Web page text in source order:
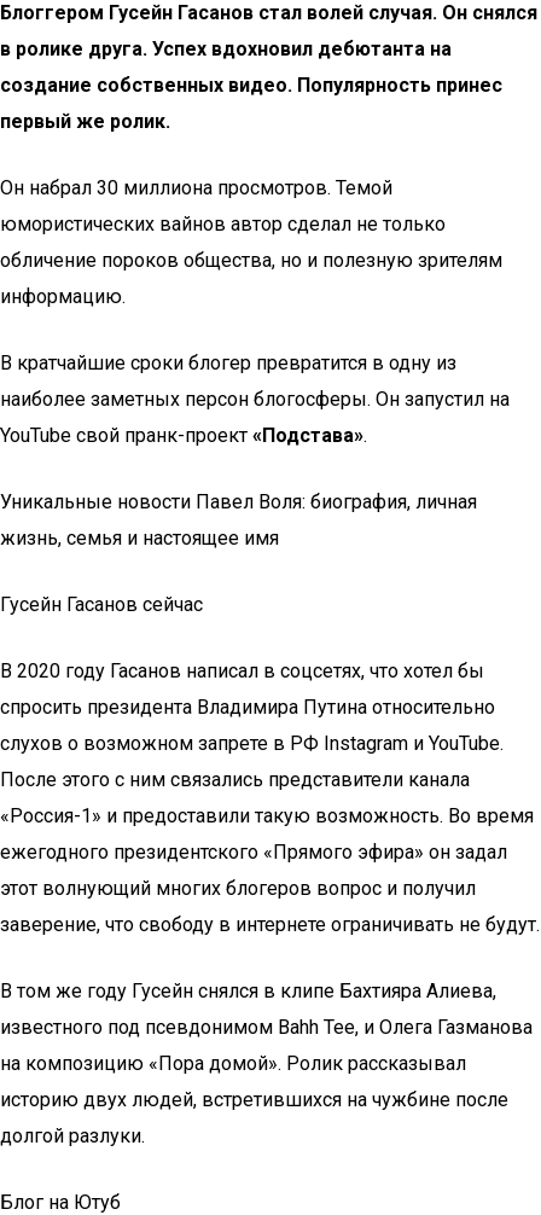
Блоггером Гусейн Гасанов стал волей случая. Он снялся
в ролике друга. Успех вдохновил дебютанта на
создание собственных видео. Популярность принес
первый же ролик.
Он набрал 30 миллиона просмотров. Темой
юмористических вайнов автор сделал не только
обличение пороков общества, но и полезную зрителям
информацию.
В кратчайшие сроки блогер превратится в одну из
наиболее заметных персон блогосферы. Он запустил на
YouTube свой пранк-проект «Подстава».
Уникальные новости Павел Воля: биография, личная
жизнь, семья и настоящее имя
Гусейн Гасанов сейчас
В 2020 году Гасанов написал в соцсетях, что хотел бы
спросить президента Владимира Путина относительно
слухов о возможном запрете в РФ Instagram и YouTube.
После этого с ним связались представители канала
«Россия-1» и предоставили такую возможность. Во время
ежегодного президентского «Прямого эфира» он задал
этот волнующий многих блогеров вопрос и получил
заверение, что свободу в интернете ограничивать не будут.
В том же году Гусейн снялся в клипе Бахтияра Алиева,
известного под псевдонимом Bahh Tee, и Олега Газманова
на композицию «Пора домой». Ролик рассказывал
историю двух людей, встретившихся на чужбине после
долгой разлуки.
Блог на Ютуб